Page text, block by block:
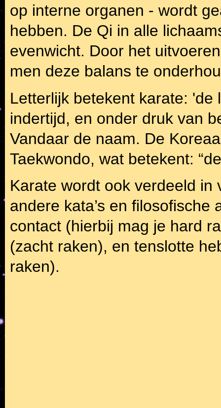
op interne organen - wordt
hebben. De Qi in alle
evenwicht. Door het
men deze balans te
Letterlijk betekent karate:
indertijd, en onder druk van
Vandaar de naam. De
Taekwondo, wat betekent:
Karate wordt ook verdeeld in
andere kata’s en
contact (hierbij mag je hard
(zacht raken), en tenslotte
raken).